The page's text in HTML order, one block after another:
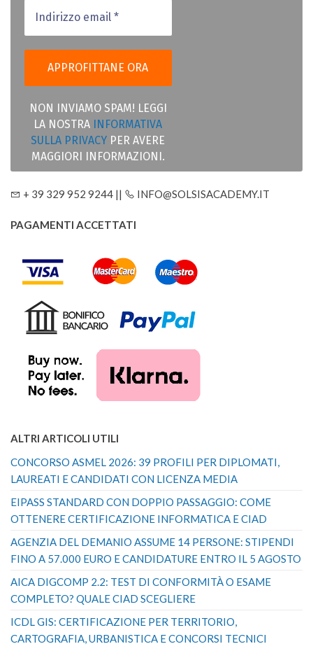
NON INVIAMO SPAM! LEGGI
LA NOSTRA INFORMATIVA
SULLA PRIVACY PER AVERE
MAGGIORI INFORMAZIONI.
+ 39 329 952 9244 || INFO@SOLSISACADEMY.IT
PAGAMENTI ACCETTATI
ALTRI ARTICOLI UTILI
CONCORSO ASMEL 2026: 39 PROFILI PER DIPLOMATI,
LAUREATI E CANDIDATI CON LICENZA MEDIA
EIPASS STANDARD CON DOPPIO PASSAGGIO: COME
OTTENERE CERTIFICAZIONE INFORMATICA E CIAD
AGENZIA DEL DEMANIO ASSUME 14 PERSONE: STIPENDI
FINO A 57.000 EURO E CANDIDATURE ENTRO IL 5 AGOSTO
AICA DIGCOMP 2.2: TEST DI CONFORMITÀ O ESAME
COMPLETO? QUALE CIAD SCEGLIERE
ICDL GIS: CERTIFICAZIONE PER TERRITORIO,
CARTOGRAFIA, URBANISTICA E CONCORSI TECNICI